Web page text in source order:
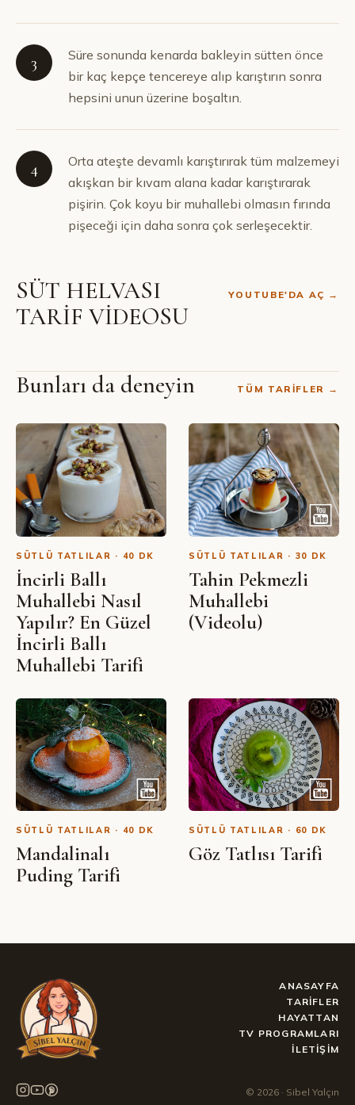
3
Süre sonunda kenarda bakleyin sütten önce
bir kaç kepçe tencereye alıp karıştırın sonra
hepsini unun üzerine boşaltın.
4
Orta ateşte devamlı karıştırırak tüm malzemeyi
akışkan bir kıvam alana kadar karıştırarak
pişirin. Çok koyu bir muhallebi olmasın fırında
pişeceği için daha sonra çok serleşecektir.
SÜT HELVASI
TARİF VİDEOSU
YOUTUBE'DA AÇ →
SIBEL YALÇIN · YOUTUBE
Süt Helvası Tarifi Nasıl Yapılır?
Bunları da deneyin TÜM TARIFLER →
SÜTLÜ TATLILAR · 40 DK
İncirli Ballı
Muhallebi Nasıl
Yapılır? En Güzel
İncirli Ballı
Muhallebi Tarifi
SÜTLÜ TATLILAR · 30 DK
Tahin Pekmezli
Muhallebi
(Videolu)
SÜTLÜ TATLILAR · 40 DK
Mandalinalı
Puding Tarifi
SÜTLÜ TATLILAR · 60 DK
Göz Tatlısı Tarifi
© 2026 · Sibel Yalçın
ANASAYFA
TARIFLER
HAYATTAN
TV PROGRAMLARI
İLETIŞIM